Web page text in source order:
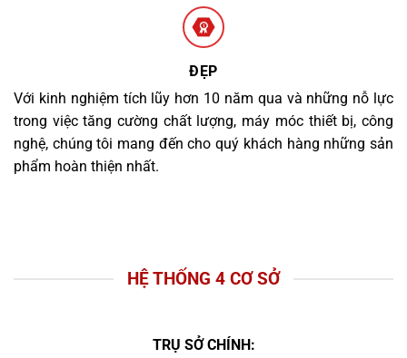
ĐẸP
Với kinh nghiệm tích lũy hơn 10 năm qua và những nỗ lực
trong việc tăng cường chất lượng, máy móc thiết bị, công
nghệ, chúng tôi mang đến cho quý khách hàng những sản
phẩm hoàn thiện nhất.
HỆ THỐNG 4 CƠ SỞ
TRỤ SỞ CHÍNH: